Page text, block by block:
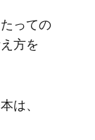
っての​
方を​
は、​